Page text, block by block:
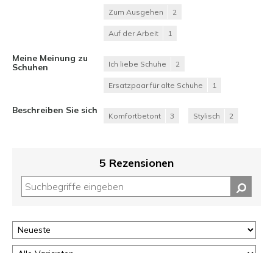
Zum Ausgehen 2
Auf der Arbeit 1
Meine Meinung zu
Schuhen
Ich liebe Schuhe 2
Ersatzpaar für alte Schuhe 1
Beschreiben Sie sich
Komfortbetont 3 Stylisch 2
5 Rezensionen